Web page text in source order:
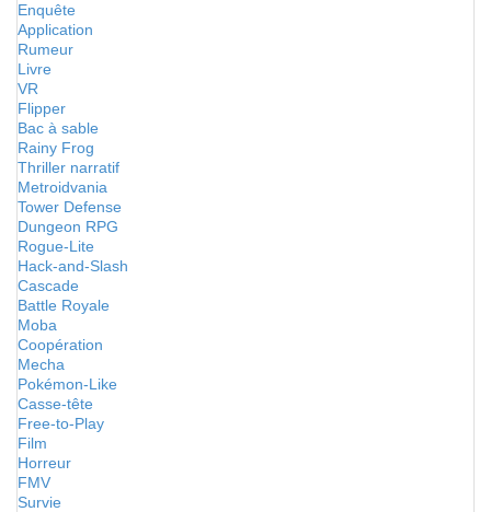
Enquête
Application
Rumeur
Livre
VR
Flipper
Bac à sable
Rainy Frog
Thriller narratif
Metroidvania
Tower Defense
Dungeon RPG
Rogue-Lite
Hack-and-Slash
Cascade
Battle Royale
Moba
Coopération
Mecha
Pokémon-Like
Casse-tête
Free-to-Play
Film
Horreur
FMV
Survie